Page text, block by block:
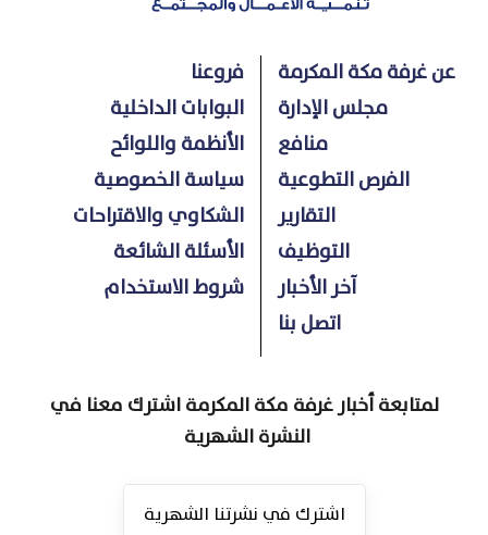
عن غرفة مكة المكرمة
مجلس الإدارة
منافع
الفرص التطوعية
التقارير
التوظيف
آخر الأخبار
اتصل بنا
فروعنا
البوابات الداخلية
الأنظمة واللوائح
سياسة الخصوصية
الشكاوي والاقتراحات
الأسئلة الشائعة
شروط الاستخدام
لمتابعة أخبار غرفة مكة المكرمة اشترك معنا في
النشرة الشهرية
اشترك في نشرتنا الشهرية